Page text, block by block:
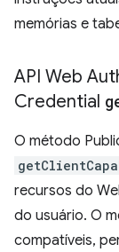
memórias e
​​API Web
Credential
O método
recursos do
do usuário. O
compatíveis,